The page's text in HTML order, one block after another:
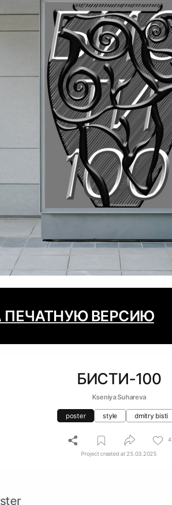
ВЕРСИЮ
БИСТИ-100
Kseniya Suhareva
poster style dmitry bisti
4
Project created at 25.03.2025